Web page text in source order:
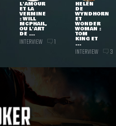
L'AMOUR
ET LA
VERMINE
: WILL
MCPHAIL,
OU L'ART
DE ...
INTERVIEW 1
HELEN
DE
WYNDHORN
ET
WONDER
WOMAN :
TOM
KING ET
...
INTERVIEW 3